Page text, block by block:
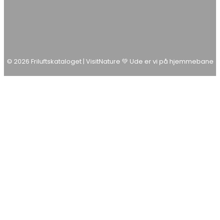
© 2026 Friluftskataloget | VisitNature 💚 Ude er vi på hjemmebane